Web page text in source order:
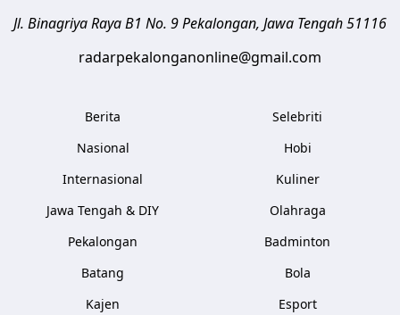
Jl. Binagriya Raya B1 No. 9Pekalongan, Jawa Tengah51116
radarpekalonganonline@gmail.com
Berita
Nasional
Internasional
Jawa Tengah & DIY
Pekalongan
Batang
Kajen
Selebriti
Hobi
Kuliner
Olahraga
Badminton
Bola
Esport